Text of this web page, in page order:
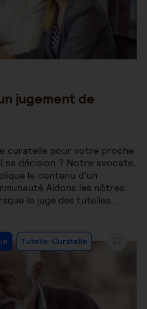
jugement de
curatelle pour votre proche
sa décision ? Notre avocate,
le contenu d’un
Aidons les nôtres
le juge des tutelles…
Tutelle-Curatelle